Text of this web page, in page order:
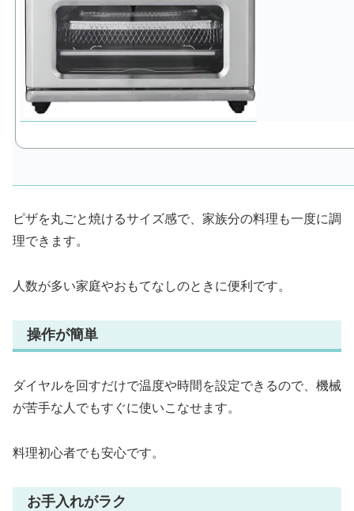
ピザを丸ごと焼けるサイズ感で、家族分の料理も一度に調
理できます。
人数が多い家庭やおもてなしのときに便利です。
操作が簡単
ダイヤルを回すだけで温度や時間を設定できるので、機械
が苦手な人でもすぐに使いこなせます。
料理初心者でも安心です。
お手入れがラク